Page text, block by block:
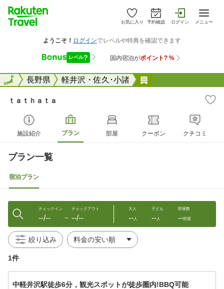
お気に入り 予約確認 ログイン メニュー
全国長野県 軽井沢・佐久･小諸
全国
ｔａｔｈａｔａ
施設紹介 プラン 部屋 クーポン クチコミ
プラン一覧
宿泊プラン
チェックイン
--/-- 〜
チェックアウト
--/--
大人
--人
子ども
--人
部屋数
--部屋
絞り込み
1件
中軽井沢駅徒歩6分，観光スポットが徒歩圏内!BBQ可能